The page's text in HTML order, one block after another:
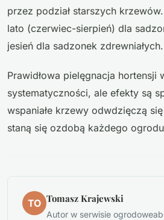
przez podział starszych
lato (czerwiec-sierpień) dla
jesień dla sadzonek zdrewniałych.
Prawidłowa pielęgnacja hortensji
systematyczności, ale efekty są
wspaniałe krzewy odwdzięczą
staną się ozdobą każdego
TO Tomasz Krajewski
Autor w serwisie